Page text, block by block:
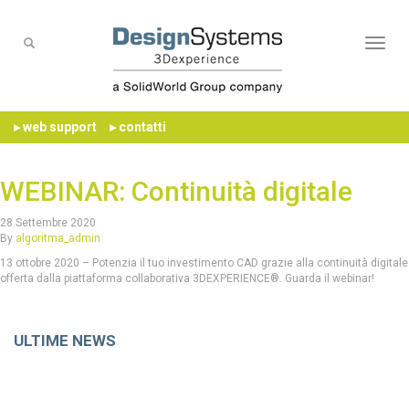
▸ web support ▸ contatti
WEBINAR: Continuità digitale
28 Settembre 2020
By algoritma_admin
13 ottobre 2020 – Potenzia il tuo investimento CAD grazie alla continuità digitale
offerta dalla piattaforma collaborativa 3DEXPERIENCE®. Guarda il webinar!
ULTIME NEWS